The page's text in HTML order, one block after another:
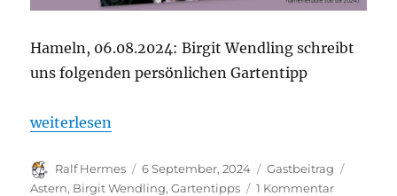
Hameln, 06.08.2024: Birgit Wendling schreibt
uns folgenden persönlichen Gartentipp
„Gastbeitrag: „Augen auf beim Asternkauf!““
weiterlesen
Autor
Ralf Hermes
Veröffentlicht
am
6 September, 2024 Kategorien
Gastbeitrag
Astern, Birgit Wendling,Gartentipps 1 Kommentarzu